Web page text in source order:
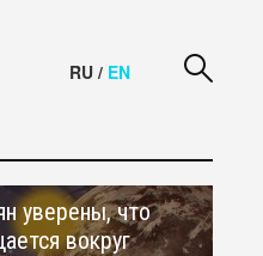
RU / EN
уверены, что
вокруг